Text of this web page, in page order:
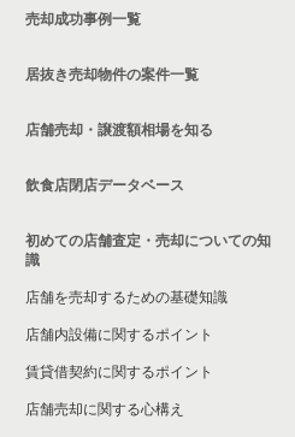
売却成功事例一覧
居抜き売却物件の案件一覧
店舗売却・譲渡額相場を知る
飲食店閉店データベース
初めての店舗査定・売却についての知
識
店舗を売却するための基礎知識
店舗内設備に関するポイント
賃貸借契約に関するポイント
店舗売却に関する心構え